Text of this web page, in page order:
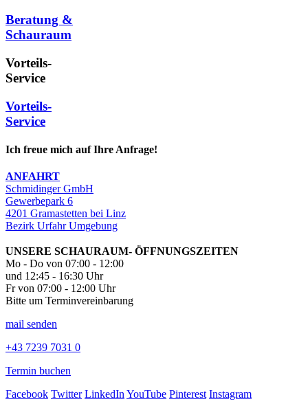
Beratung &
Schauraum
Vorteils-
Service
Vorteils-
Service
Ich freue mich auf Ihre Anfrage!
ANFAHRT
Schmidinger GmbH
Gewerbepark 6
4201 Gramastetten bei Linz
Bezirk Urfahr Umgebung
UNSERE SCHAURAUM- ÖFFNUNGSZEITEN
Mo - Do von 07:00 - 12:00
und 12:45 - 16:30 Uhr
Fr von 07:00 - 12:00 Uhr
Bitte um Terminvereinbarung
mail senden
+43 7239 7031 0
Termin buchen
Facebook Twitter LinkedInYouTube Pinterest Instagram